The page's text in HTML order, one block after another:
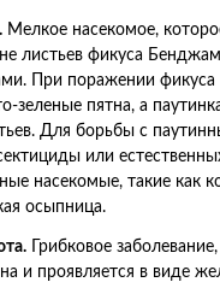
Мелкое насекомое,
листьев фикуса
При поражении фикуса
зеленые пятна, а
Для борьбы с
или
насекомые, такие как
осыпница.
Грибковое
и проявляется в виде